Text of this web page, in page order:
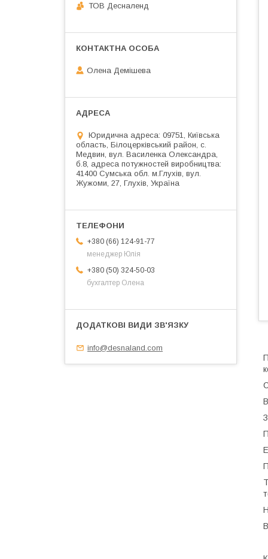
ТОВ Десналенд
Олена Демішева
Юридична адреса: 09751, Київська
область, Білоцерківський район, с.
Медвин, вул. Василенка Олександра,
б.8, адреса потужностей виробництва:
41400 Сумська обл. м.Глухів, вул.
Жужоми, 27, Глухів, Україна
+380 (66) 124-91-77
менеджер Юлія
+380 (50) 324-50-03
бухгалтер Олена
info@desnaland.com